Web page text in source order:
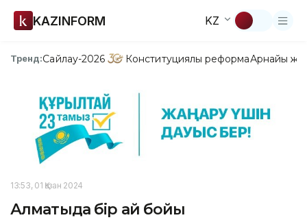
KAZINFORM KZ
Тренд:Сайлау-2026 Конституциялық реформаАрнайы
13:53, 01 Қазан 2024
Алматыда бір ай бойы